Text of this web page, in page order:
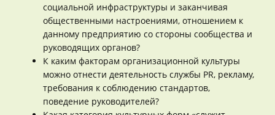
социальной инфраструктуры и заканчивая
общественными настроениями, отношением к
данному предприятию со стороны сообщества и
руководящих органов?
К каким факторам организационной культуры
можно отнести деятельность службы PR, рекламу,
требования к соблюдению стандартов,
поведение руководителей?